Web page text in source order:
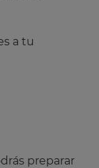
a tu
preparar